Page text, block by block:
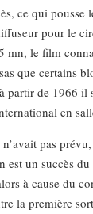
ce qui pousse
pour le
mn, le film
que certains
partir de 1966 il
en
pas
est un succès
à cause du
la première